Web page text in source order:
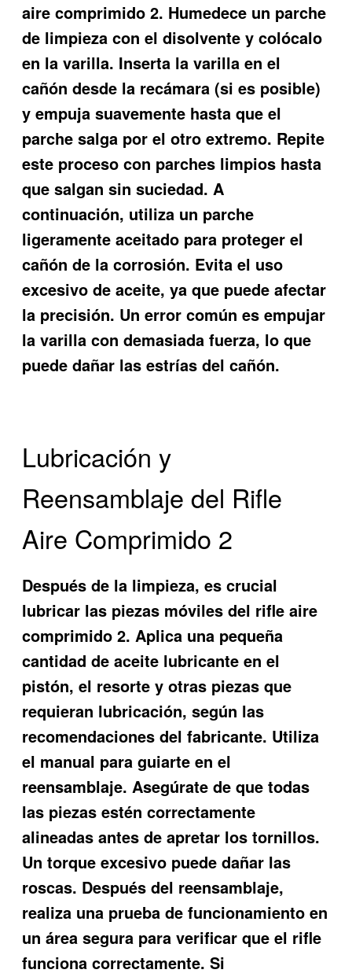
aire comprimido 2. Humedece un parche
de limpieza con el disolvente y colócalo
en la varilla. Inserta la varilla en el
cañón desde la recámara (si es posible)
y empuja suavemente hasta que el
parche salga por el otro extremo. Repite
este proceso con parches limpios hasta
que salgan sin suciedad. A
continuación, utiliza un parche
ligeramente aceitado para proteger el
cañón de la corrosión. Evita el uso
excesivo de aceite, ya que puede afectar
la precisión. Un error común es empujar
la varilla con demasiada fuerza, lo que
puede dañar las estrías del cañón.
Lubricación y
Reensamblaje del Rifle
Aire Comprimido 2
Después de la limpieza, es crucial
lubricar las piezas móviles del rifle aire
comprimido 2. Aplica una pequeña
cantidad de aceite lubricante en el
pistón, el resorte y otras piezas que
requieran lubricación, según las
recomendaciones del fabricante. Utiliza
el manual para guiarte en el
reensamblaje. Asegúrate de que todas
las piezas estén correctamente
alineadas antes de apretar los tornillos.
Un torque excesivo puede dañar las
roscas. Después del reensamblaje,
realiza una prueba de funcionamiento en
un área segura para verificar que el rifle
funciona correctamente. Si